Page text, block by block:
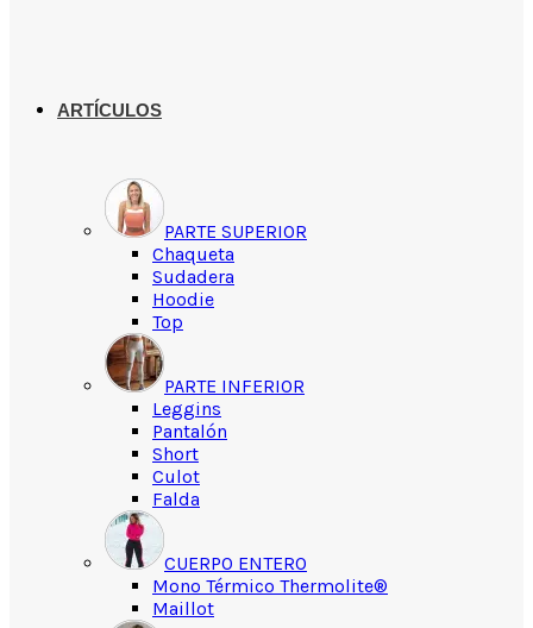
ARTÍCULOS
PARTE SUPERIOR
Chaqueta
Sudadera
Hoodie
Top
PARTE INFERIOR
Leggins
Pantalón
Short
Culot
Falda
CUERPO ENTERO
Mono Térmico Thermolite®
Maillot